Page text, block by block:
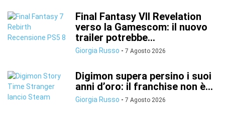
Final Fantasy VII Revelation
verso la Gamescom: il nuovo
trailer potrebbe...
Giorgia Russo - 7 Agosto 2026
Digimon supera persino i suoi
anni d’oro: il franchise non è...
Giorgia Russo - 7 Agosto 2026